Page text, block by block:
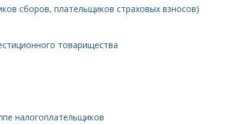
сборов, плательщиков страховых взносов)
товарищества
налогоплательщиков